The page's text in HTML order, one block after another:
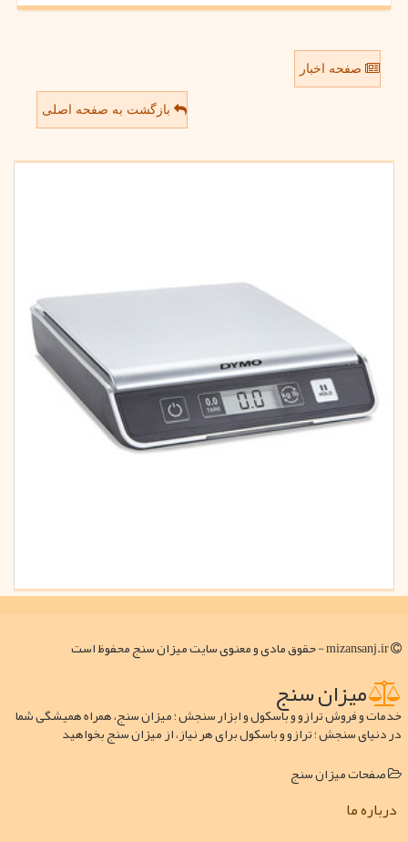
صفحه اخبار
بازگشت به صفحه اصلی
میزان سنج
خدمات و فروش ترازو و باسکول و ابزار سنجش ؛ میزان سنج، همراه همیشگی شما
در دنیای سنجش ؛ ترازو و باسکول برای هر نیاز، از میزان سنج بخواهید
صفحات میزان سنج
درباره ما